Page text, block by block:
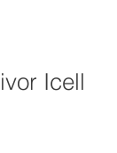
Icell